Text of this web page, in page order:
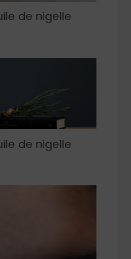
de nigelle
de nigelle